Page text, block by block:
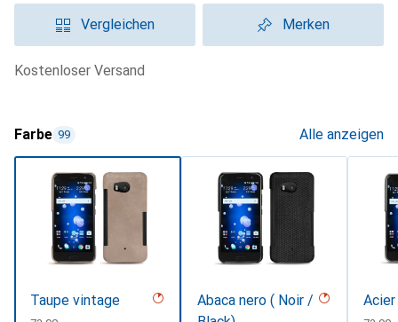
Vergleichen Merken
kostenloser Versand
Farbe 99 Alle anzeigen
Taupe vintage
Abaca nero ( Noir /